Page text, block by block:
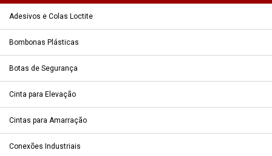
Adesivos e Colas Loctite
Bombonas Plásticas
Botas de Segurança
Cinta para Elevação
Cintas para Amarração
Conexões Industriais